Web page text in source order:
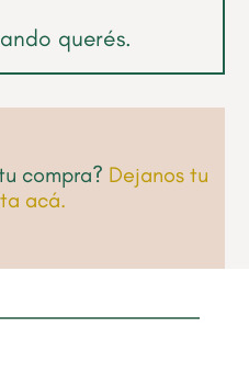
querés.
compra? Dejanos tu
acá.